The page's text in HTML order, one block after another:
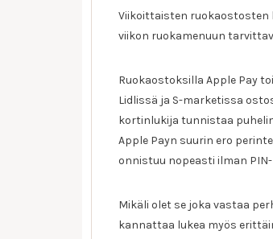
Viikoittaisten ruokaostosten
viikon ruokamenuun
Ruokaostoksilla Apple Pay
Lidlissä ja S-marketissa
kortinlukija tunnistaa
Apple Payn suurin ero
onnistuu nopeasti ilman
Mikäli olet se joka vastaa
kannattaa lukea myös